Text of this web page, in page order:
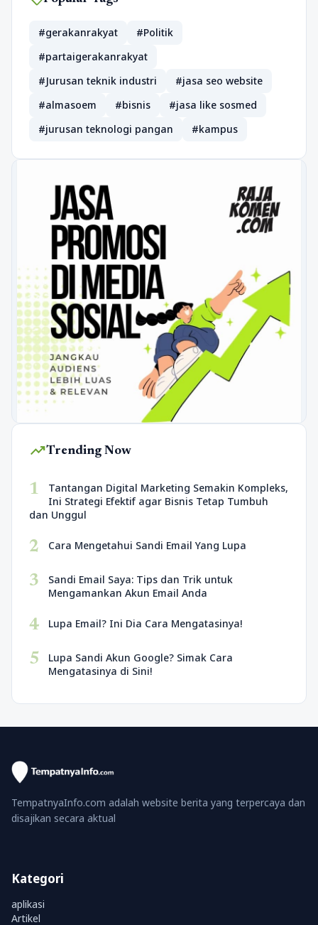
#gerakanrakyat
#Politik
#partaigerakanrakyat
#Jurusan teknik industri
#jasa seo website
#almasoem
#bisnis
#jasa like sosmed
#jurusan teknologi pangan
#kampus
trending_upTrending Now
1
Tantangan Digital Marketing Semakin Kompleks,
Ini Strategi Efektif agar Bisnis Tetap Tumbuh
dan Unggul
2 Cara Mengetahui Sandi Email Yang Lupa
3
Sandi Email Saya: Tips dan Trik untuk
Mengamankan Akun Email Anda
4 Lupa Email? Ini Dia Cara Mengatasinya!
5
Lupa Sandi Akun Google? Simak Cara
Mengatasinya di Sini!
TempatnyaInfo.com adalah website berita yang terpercaya dan
disajikan secara aktual
Kategori
aplikasi
Artikel